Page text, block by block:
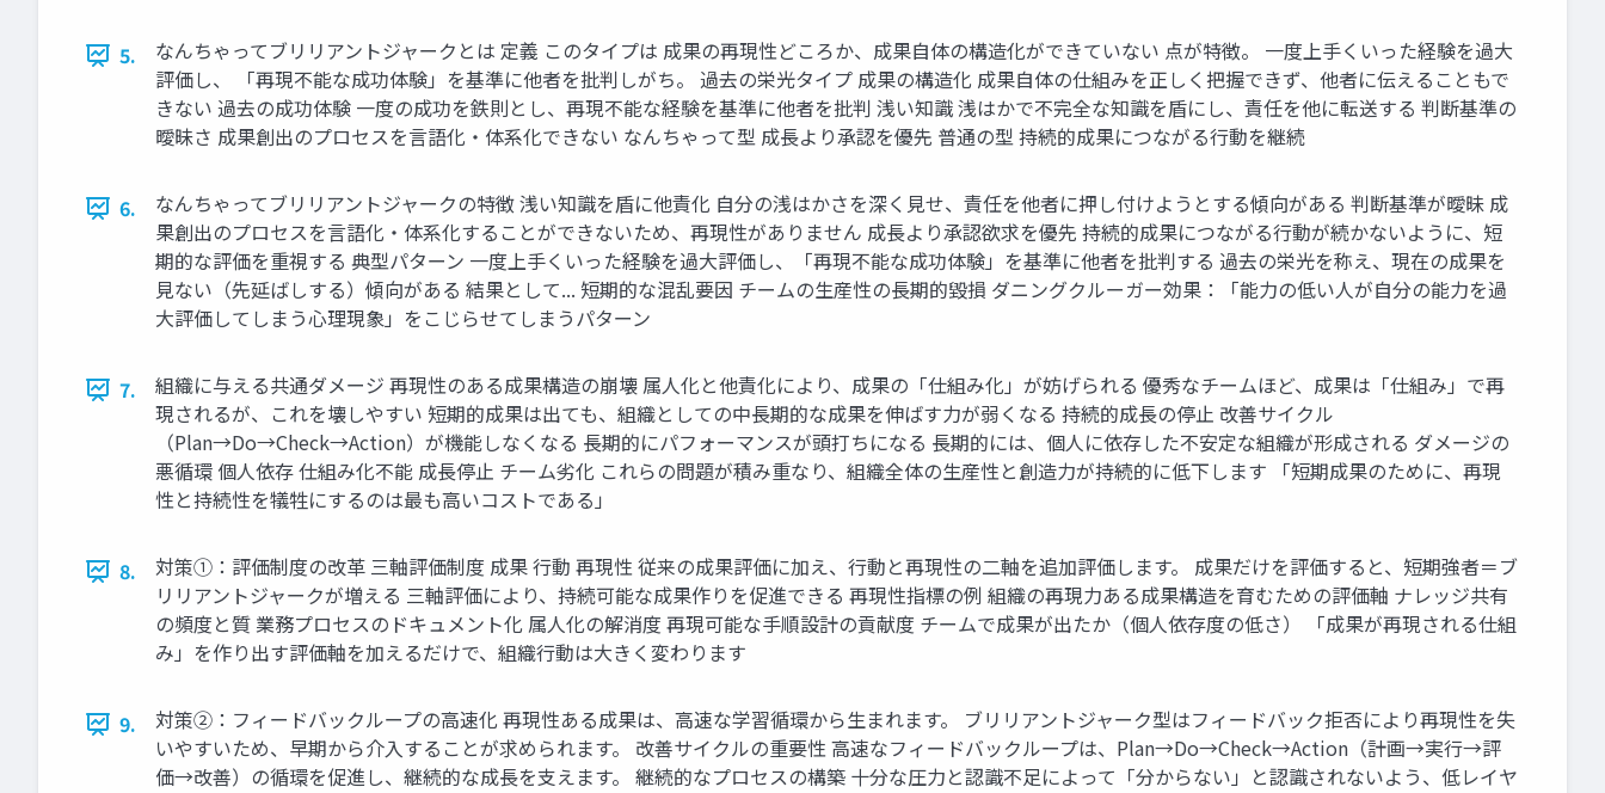
5.
なんちゃってブリリアントジャークとは 定義 このタイプは 成果の再現性どころか、成果自体の構造化ができていない 点が特徴。 一度上手くいった経験を過大
評価し、 「再現不能な成功体験」を基準に他者を批判しがち。 過去の栄光タイプ 成果の構造化 成果自体の仕組みを正しく把握できず、他者に伝えることもで
きない 過去の成功体験 一度の成功を鉄則とし、再現不能な経験を基準に他者を批判 浅い知識 浅はかで不完全な知識を盾にし、責任を他に転送する 判断基準の
曖昧さ 成果創出のプロセスを言語化・体系化できない なんちゃって型 成長より承認を優先 普通の型 持続的成果につながる行動を継続
6.
なんちゃってブリリアントジャークの特徴 浅い知識を盾に他責化 自分の浅はかさを深く見せ、責任を他者に押し付けようとする傾向がある 判断基準が曖昧 成
果創出のプロセスを言語化・体系化することができないため、再現性がありません 成長より承認欲求を優先 持続的成果につながる行動が続かないように、短
期的な評価を重視する 典型パターン 一度上手くいった経験を過大評価し、「再現不能な成功体験」を基準に他者を批判する 過去の栄光を称え、現在の成果を
見ない（先延ばしする）傾向がある 結果として... 短期的な混乱要因 チームの生産性の長期的毀損 ダニングクルーガー効果：「能力の低い人が自分の能力を過
大評価してしまう心理現象」をこじらせてしまうパターン
7.
組織に与える共通ダメージ 再現性のある成果構造の崩壊 属人化と他責化により、成果の「仕組み化」が妨げられる 優秀なチームほど、成果は「仕組み」で再
現されるが、これを壊しやすい 短期的成果は出ても、組織としての中長期的な成果を伸ばす力が弱くなる 持続的成長の停止 改善サイクル
（Plan→Do→Check→Action）が機能しなくなる 長期的にパフォーマンスが頭打ちになる 長期的には、個人に依存した不安定な組織が形成される ダメージの
悪循環 個人依存 仕組み化不能 成長停止 チーム劣化 これらの問題が積み重なり、組織全体の生産性と創造力が持続的に低下します 「短期成果のために、再現
性と持続性を犠牲にするのは最も高いコストである」
8.
対策①：評価制度の改革 三軸評価制度 成果 行動 再現性 従来の成果評価に加え、行動と再現性の二軸を追加評価します。 成果だけを評価すると、短期強者＝ブ
リリアントジャークが増える 三軸評価により、持続可能な成果作りを促進できる 再現性指標の例 組織の再現力ある成果構造を育むための評価軸 ナレッジ共有
の頻度と質 業務プロセスのドキュメント化 属人化の解消度 再現可能な手順設計の貢献度 チームで成果が出たか（個人依存度の低さ） 「成果が再現される仕組
み」を作り出す評価軸を加えるだけで、組織行動は大きく変わります
9.
対策②：フィードバックループの高速化 再現性ある成果は、高速な学習循環から生まれます。 ブリリアントジャーク型はフィードバック拒否により再現性を失
いやすいため、早期から介入することが求められます。 改善サイクルの重要性 高速なフィードバックループは、Plan→Do→Check→Action（計画→実行→評
価→改善）の循環を促進し、継続的な成長を支えます。 継続的なプロセスの構築 十分な圧力と認識不足によって「分からない」と認識されないよう、低レイヤ